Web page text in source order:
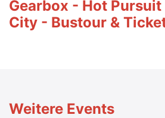
Gearbox - Hot
City - Bustour &
Weitere Events